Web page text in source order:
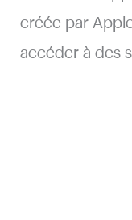
créée par
accéder à des